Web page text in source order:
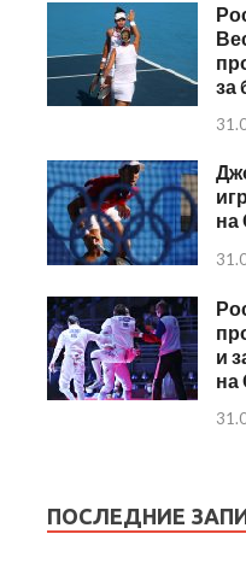
за
на
и
на
ПОСЛЕДНИЕ